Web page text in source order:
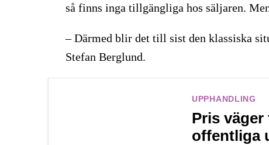
så finns inga tillgängliga hos säljaren.
– Därmed blir det till sist den klassiska
Stefan Berglund.
UPPHANDLING
Pris
offentliga